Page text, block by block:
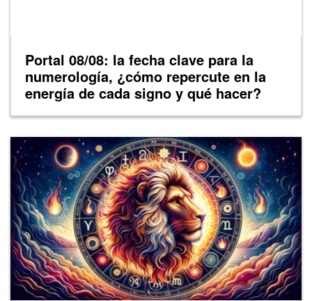
Portal 08/08: la fecha clave para la
numerología, ¿cómo repercute en la
energía de cada signo y qué hacer?